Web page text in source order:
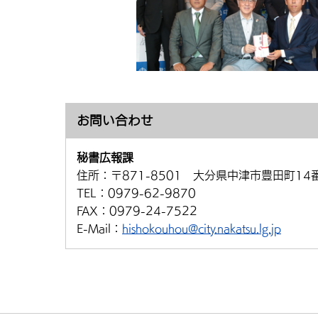
お問い合わせ
秘書広報課
住所： 〒871-8501 大分県中津市豊田町14
TEL： 0979-62-9870
FAX： 0979-24-7522
E-Mail： hishokouhou@city.nakatsu.lg.jp